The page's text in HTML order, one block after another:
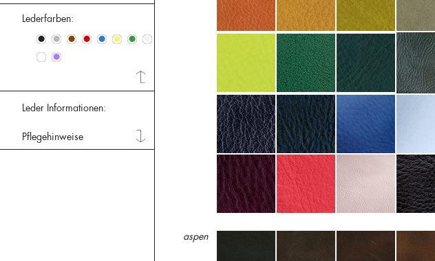
Lederfarben:
• • • • • • • •
• •
Leder Informationen:
Pflegehinweise
aspen